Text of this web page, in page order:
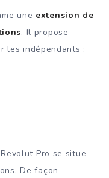
une extension de
. Il propose
les indépendants :
Pro se situe
De façon